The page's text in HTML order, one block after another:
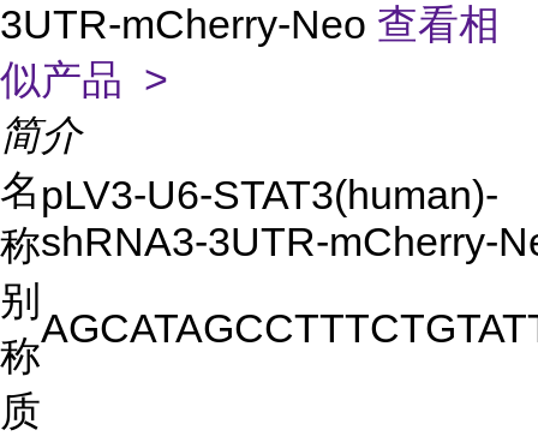
3UTR-mCherry-Neo 查看相
似产品 >
简介
名
称
pLV3-U6-STAT3(human)-
shRNA3-3UTR-mCherry-
别
称
质